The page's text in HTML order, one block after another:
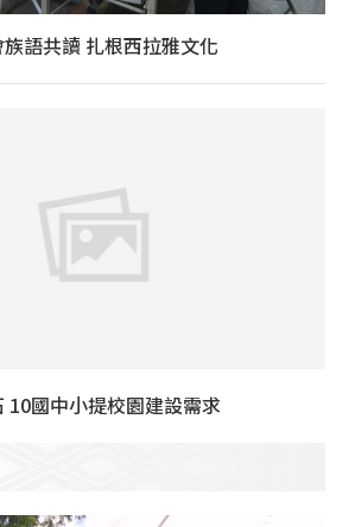
語共讀 扎根西拉雅文化
10國中小提校園建設需求